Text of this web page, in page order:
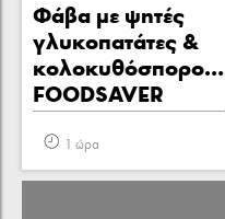
Φάβα με ψητές
γλυκοπατάτες &
κολοκυθόσπορους
FOODSAVER
1 ώρα